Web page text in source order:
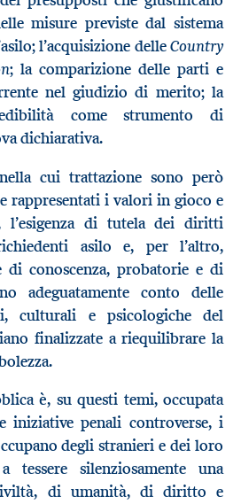
misure previste dal sistema
l’acquisizione delleCountry
; la comparizione delle parti e
nel giudizio di merito; la
come strumento di
dichiarativa.
cui trattazione sono però
rappresentati i valori in gioco e
l’esigenza di tutela dei diritti
asilo e, per l’altro,
di conoscenza, probatorie e di
adeguatamente conto delle
culturali e psicologiche del
finalizzate a riequilibrare la
è, su questi temi, occupata
iniziative penali controverse, i
degli stranieri e dei loro
silenziosamente una
di umanità, di diritto e